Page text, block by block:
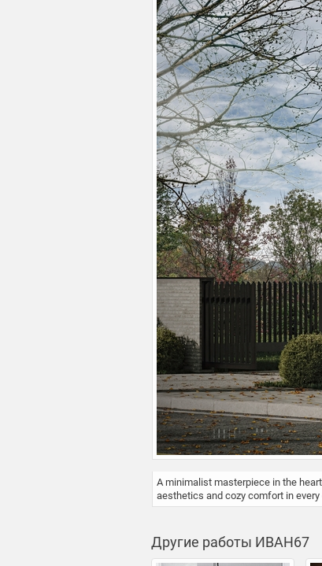
A minimalist masterpiece in the
aesthetics and cozy comfort in every
Другие работы ИВАН67